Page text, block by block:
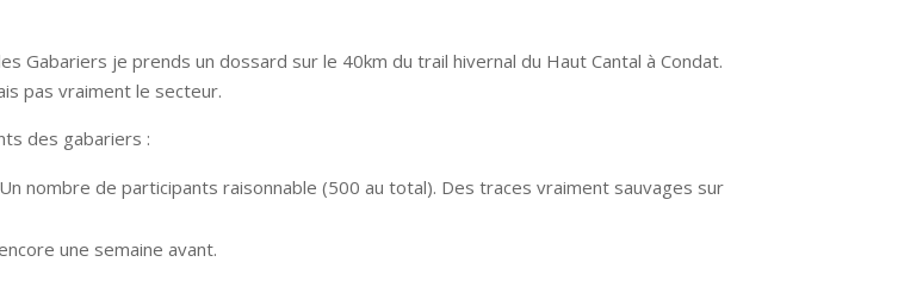
Gabariers je prends un dossard sur le 40km du trail hivernal du Haut Cantal à Condat.
pas vraiment le secteur.
des gabariers :
nombre de participants raisonnable (500 au total). Des traces vraiment sauvages sur
une semaine avant.